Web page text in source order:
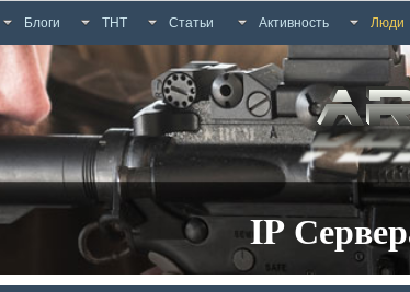
Блоги ТНТ Статьи Активность Люди
IP